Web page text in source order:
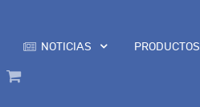
NOTICIAS PRODUCTOS